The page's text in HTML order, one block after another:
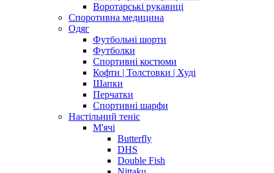
Воротарські рукавиці
Споротивна медицина
Одяг
Футбольні шорти
Футболки
Спортивні костюми
Кофти | Толстовки | Худі
Шапки
Перчатки
Спортивні шарфи
Настільний теніс
М'ячі
Butterfly
DHS
Double Fish